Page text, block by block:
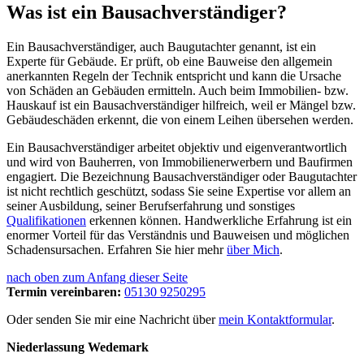
Was ist ein Bausachverständiger?
Ein Bausachverständiger, auch Baugutachter genannt, ist ein
Experte für Gebäude. Er prüft, ob eine Bauweise den allgemein
anerkannten Regeln der Technik entspricht und kann die Ursache
von Schäden an Gebäuden ermitteln. Auch beim Immobilien- bzw.
Hauskauf ist ein Bausachverständiger hilfreich, weil er Mängel bzw.
Gebäudeschäden erkennt, die von einem Leihen übersehen werden.
Ein Bausachverständiger arbeitet objektiv und eigenverantwortlich
und wird von Bauherren, von Immobilienerwerbern und Baufirmen
engagiert. Die Bezeichnung Bausachverständiger oder Baugutachter
ist nicht rechtlich geschützt, sodass Sie seine Expertise vor allem an
seiner Ausbildung, seiner Berufserfahrung und sonstiges
Qualifikationen erkennen können. Handwerkliche Erfahrung ist ein
enormer Vorteil für das Verständnis und Bauweisen und möglichen
Schadensursachen. Erfahren Sie hier mehrüber Mich.
nach oben zum Anfang dieser Seite
Termin vereinbaren: 05130 9250295
Oder senden Sie mir eine Nachricht übermein Kontaktformular.
Niederlassung Wedemark